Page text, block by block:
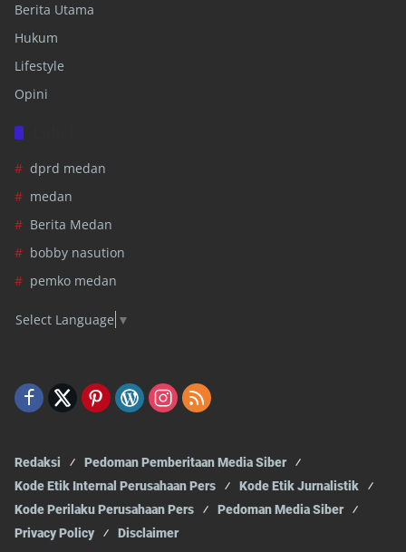
Berita Utama
Hukum
Lifestyle
Opini
dprd medan
medan
Berita Medan
bobby nasution
pemko medan
Select Language ▼
Redaksi
Pedoman Pemberitaan Media Siber
Kode Etik Internal Perusahaan Pers
Kode Etik Jurnalistik
Kode Perilaku Perusahaan Pers
Pedoman Media Siber
Privacy Policy
Disclaimer